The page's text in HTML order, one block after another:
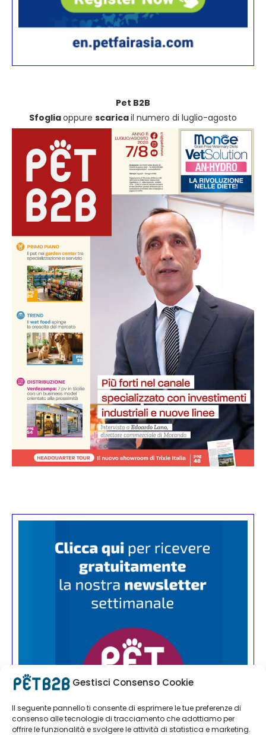
Gestisci Consenso Cookie
Il seguente pannello ti consente di esprimere le tue preferenze di
consenso alle tecnologie di tracciamento che adottiamo per
offrire le funzionalità e svolgere le attività di statistica e marketing.
Pet B2B
Sfogliaoppure scaricail numero di luglio-agosto